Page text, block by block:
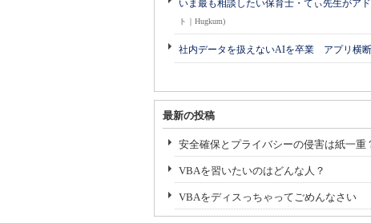
いま最も相談したい保育士・てぃ先生がア
ト｜Hugkum)
社内データを扱えないAIを卒業 アプリ横
最新の投稿
安全確保とプライバシーの侵害は紙一重
VBAを習いたいのはどんな人？
VBAをディスっちゃってごめんなさい